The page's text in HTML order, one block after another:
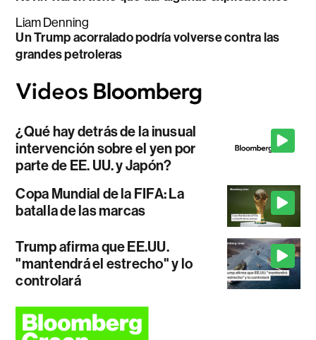
Liam Denning
Un Trump acorralado podría volverse contra las
grandes petroleras
¿Qué hay detrás de la inusual
intervención sobre el yen por
parte de EE. UU. y Japón?
Copa Mundial de la FIFA: La
batalla de las marcas
Trump afirma que EE.UU.
"mantendrá el estrecho" y lo
controlará